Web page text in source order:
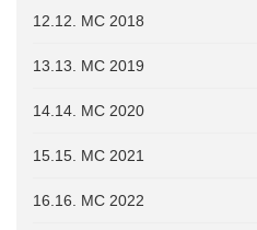
12.12. MC 2018
13.13. MC 2019
14.14. MC 2020
15.15. MC 2021
16.16. MC 2022